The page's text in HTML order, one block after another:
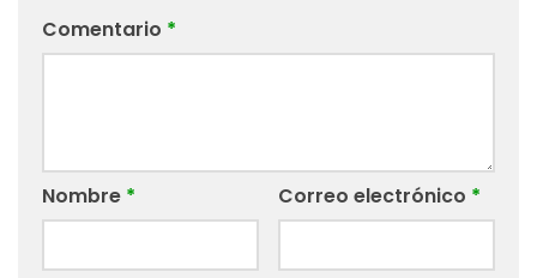
Comentario *
Nombre * Correo electrónico *